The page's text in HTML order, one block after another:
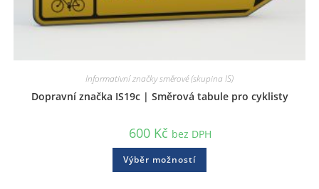
Informativní značky směrové (skupina IS)
Dopravní značka IS19c | Směrová tabule pro cyklisty
600 Kč bez DPH
Výběr možností